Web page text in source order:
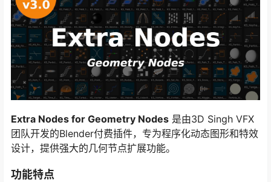
Extra Nodes for Geometry Nodes 是由3D Singh VFX
团队开发的Blender付费插件，专为程序化动态图形和特效
设计，提供强大的几何节点扩展功能。
功能特点